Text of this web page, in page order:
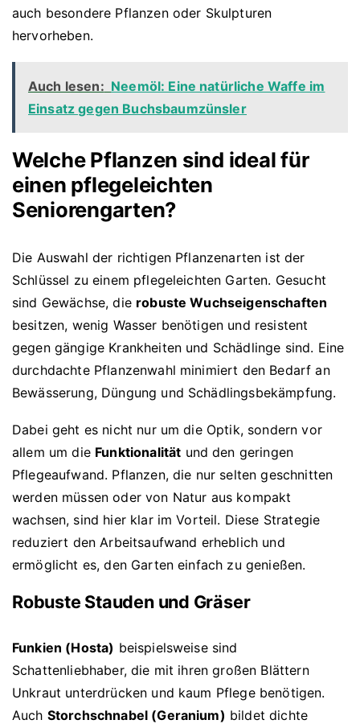
auch besondere Pflanzen oder Skulpturen
hervorheben.
Auch lesen: Neemöl: Eine natürliche Waffe im
Einsatz gegen Buchsbaumzünsler
Welche Pflanzen sind ideal für
einen pflegeleichten
Seniorengarten?
Die Auswahl der richtigen Pflanzenarten ist der
Schlüssel zu einem pflegeleichten Garten. Gesucht
sind Gewächse, die robuste Wuchseigenschaften
besitzen, wenig Wasser benötigen und resistent
gegen gängige Krankheiten und Schädlinge sind. Eine
durchdachte Pflanzenwahl minimiert den Bedarf an
Bewässerung, Düngung und Schädlingsbekämpfung.
Dabei geht es nicht nur um die Optik, sondern vor
allem um die Funktionalität und den geringen
Pflegeaufwand. Pflanzen, die nur selten geschnitten
werden müssen oder von Natur aus kompakt
wachsen, sind hier klar im Vorteil. Diese Strategie
reduziert den Arbeitsaufwand erheblich und
ermöglicht es, den Garten einfach zu genießen.
Robuste Stauden und Gräser
Funkien (Hosta) beispielsweise sind
Schattenliebhaber, die mit ihren großen Blättern
Unkraut unterdrücken und kaum Pflege benötigen.
Auch Storchschnabel (Geranium) bildet dichte